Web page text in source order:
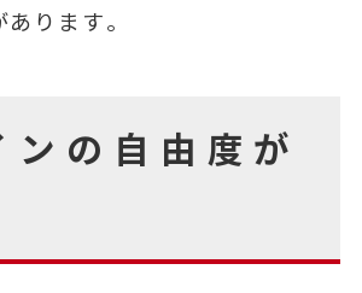
ります。
ンの自由度が